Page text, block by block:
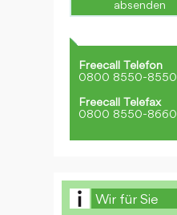
Freecall Telefon
0800 8550-8550
Freecall Telefax
0800 8550-8660
Wir für Sie